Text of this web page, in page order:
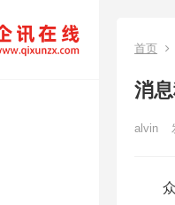
首页
消
alvin